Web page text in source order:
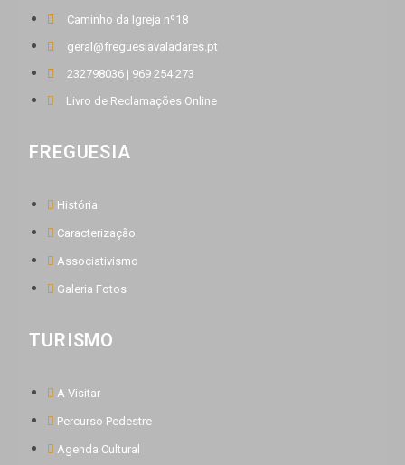
Caminho da Igreja nº18
geral@freguesiavaladares.pt
232798036 | 969 254 273
Livro de Reclamações Online
FREGUESIA
História
Caracterização
Associativismo
Galeria Fotos
TURISMO
A Visitar
Percurso Pedestre
Agenda Cultural